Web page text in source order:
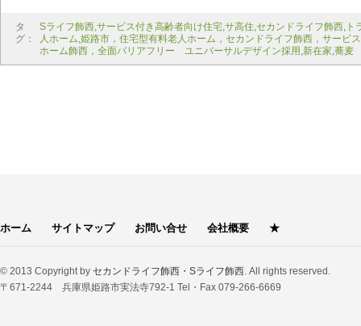
タ
グ：
Sライフ飾西,サービス付き高齢者向け住宅,サ高住,セカンドライフ飾西, ト
人ホーム,姫路市，住宅型有料老人ホーム，セカンドライフ飾西，サービ
ホーム飾西，全面バリアフリー ユニバーサルデザイン採用 ,新在家,蕎麦
ホーム サイトマップ お問い合せ 会社概要 ★
© 2013 Copyright by セカンドライフ飾西・Sライフ飾西. All rights reserved.
〒671-2244 兵庫県姫路市実法寺792-1 Tel・Fax 079-266-6669